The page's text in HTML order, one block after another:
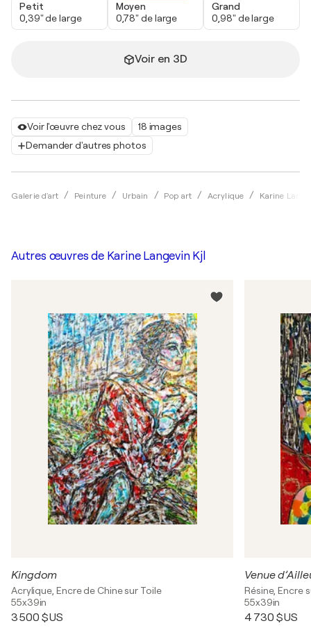
Voir l'œuvre chez vous
18 images
Demander d'autres photos
Galerie d'art Peinture Urbain Pop art Acrylique Karine
Petit
0,39" de large
Moyen
0,78" de large
Grand
0,98" de large
Voir en 3D
Autres œuvres de Karine Langevin Kjl
Kingdom
Acrylique, Encre de Chine sur Toile
55x39in
3 500 $US
Venue
Résine, Encre
55x39in
4 730 $US